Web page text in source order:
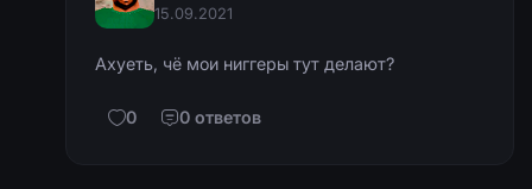
15.09.2021
Ахуеть, чё мои ниггеры тут делают?
0 0 ответов